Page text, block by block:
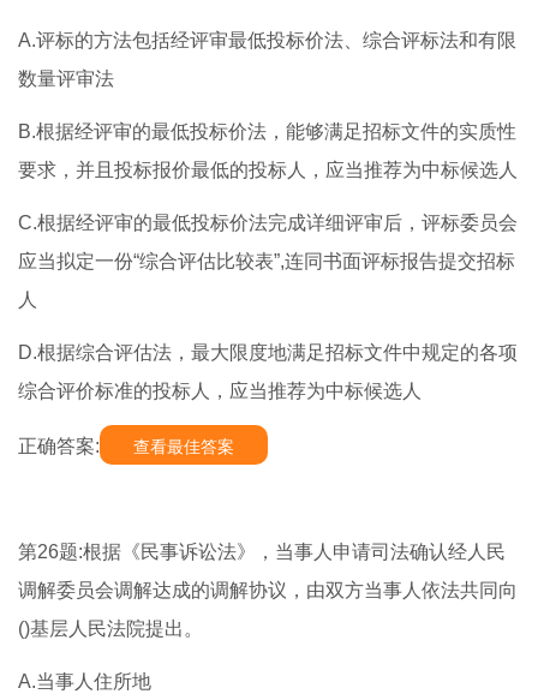
A.评标的方法包括经评审最低投标价法、综合评标法和有限
数量评审法
B.根据经评审的最低投标价法，能够满足招标文件的实质性
要求，并且投标报价最低的投标人，应当推荐为中标候选人
C.根据经评审的最低投标价法完成详细评审后，评标委员会
应当拟定一份“综合评估比较表”,连同书面评标报告提交招标
人
D.根据综合评估法，最大限度地满足招标文件中规定的各项
综合评价标准的投标人，应当推荐为中标候选人
正确答案: 查看最佳答案
第26题:根据《民事诉讼法》，当事人申请司法确认经人民
调解委员会调解达成的调解协议，由双方当事人依法共同向
()基层人民法院提出。
A.当事人住所地